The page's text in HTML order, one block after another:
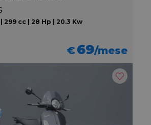
299 cc | 28 Hp | 20.3 Kw
€69/mese